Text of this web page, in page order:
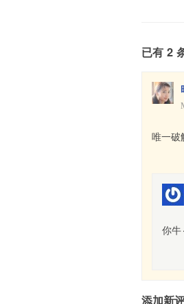
已有 2
唯一破
你牛
添加新